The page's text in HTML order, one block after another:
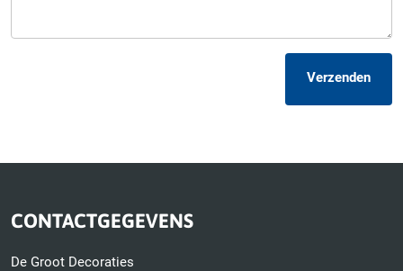
Verzenden
CONTACTGEGEVENS
De Groot Decoraties